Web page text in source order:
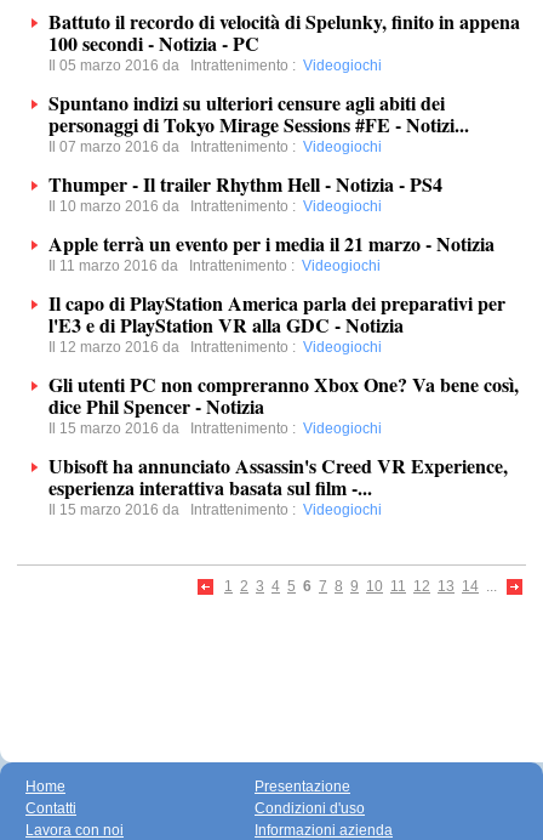
Battuto il recordo di velocità di Spelunky, finito in appena
100 secondi - Notizia - PC
Il 05 marzo 2016 da Intrattenimento : Videogiochi
Spuntano indizi su ulteriori censure agli abiti dei
personaggi di Tokyo Mirage Sessions #FE - Notizi...
Il 07 marzo 2016 da Intrattenimento : Videogiochi
Thumper - Il trailer Rhythm Hell - Notizia - PS4
Il 10 marzo 2016 da Intrattenimento : Videogiochi
Apple terrà un evento per i media il 21 marzo - Notizia
Il 11 marzo 2016 da Intrattenimento : Videogiochi
Il capo di PlayStation America parla dei preparativi per
l'E3 e di PlayStation VR alla GDC - Notizia
Il 12 marzo 2016 da Intrattenimento : Videogiochi
Gli utenti PC non compreranno Xbox One? Va bene così,
dice Phil Spencer - Notizia
Il 15 marzo 2016 da Intrattenimento : Videogiochi
Ubisoft ha annunciato Assassin's Creed VR Experience,
esperienza interattiva basata sul film -...
Il 15 marzo 2016 da Intrattenimento : Videogiochi
1 2 3 4 5 6 7 8 9 10 11 12 13 14 ...
Home
Contatti
Lavora con noi
Presentazione
Condizioni d'uso
Informazioni azienda